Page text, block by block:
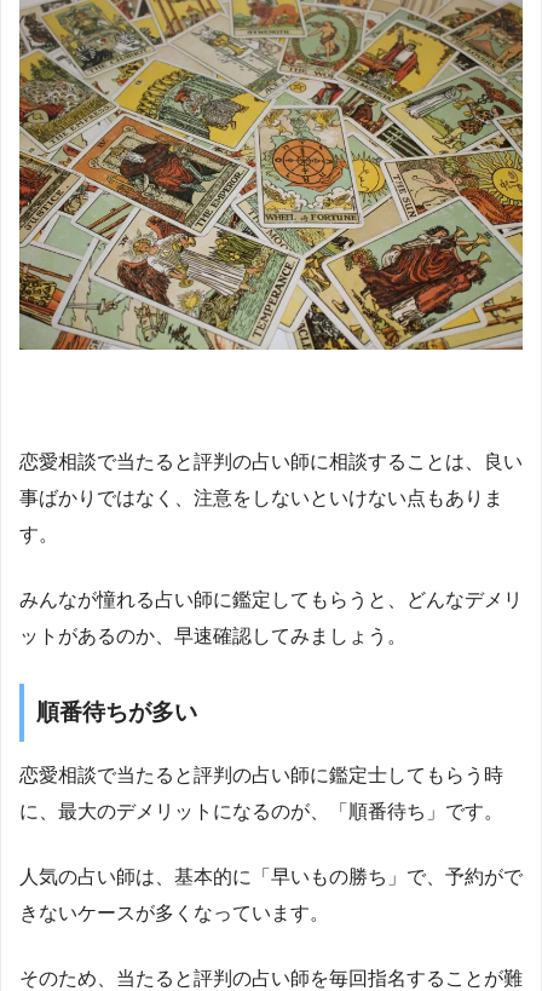
恋愛相談で当たると評判の占い師に相談することは、良い
事ばかりではなく、注意をしないといけない点もありま
す。
みんなが憧れる占い師に鑑定してもらうと、どんなデメリ
ットがあるのか、早速確認してみましょう。
順番待ちが多い
恋愛相談で当たると評判の占い師に鑑定士してもらう時
に、最大のデメリットになるのが、「順番待ち」です。
人気の占い師は、基本的に「早いもの勝ち」で、予約がで
きないケースが多くなっています。
そのため、当たると評判の占い師を毎回指名することが難